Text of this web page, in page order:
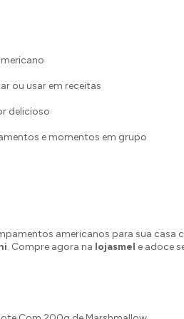
ou usar em receitas
delicioso
e momentos em grupo
americanos para sua casa
. Compre agora na lojasmel e adoce